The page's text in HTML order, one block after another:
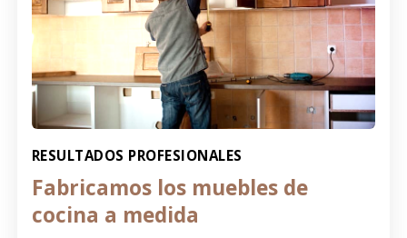
RESULTADOS PROFESIONALES
Fabricamos los muebles de
cocina a medida